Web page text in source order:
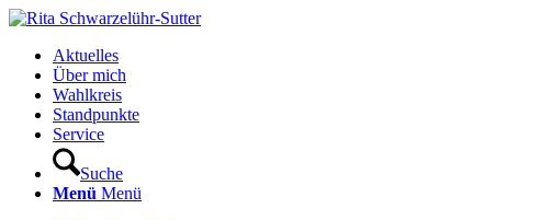
Aktuelles
Über mich
Wahlkreis
Standpunkte
Service
Suche
Menü Menü